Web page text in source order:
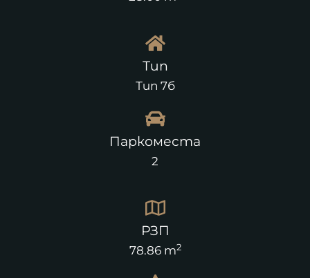
Тип
Тип 7б
Паркоместа
2
РЗП
78.86 m2